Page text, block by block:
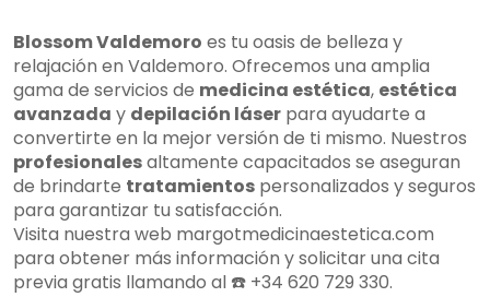
Blossom Valdemoro es tu oasis de belleza y
relajación en Valdemoro. Ofrecemos una amplia
gama de servicios de medicina estética, estética
avanzada y depilación láser para ayudarte a
convertirte en la mejor versión de ti mismo. Nuestros
profesionalesaltamente capacitados se aseguran
de brindarte tratamientos personalizados y seguros
para garantizar tu satisfacción.
Visita nuestra web margotmedicinaestetica.com
para obtener más información y solicitar una cita
previa gratis llamando al ☎️ +34 620 729 330.